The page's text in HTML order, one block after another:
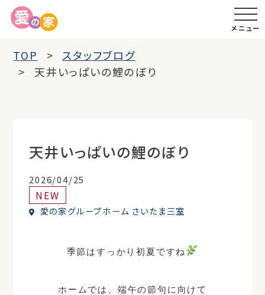
メニュー
TOP
スタッフブログ
天井いっぱいの鯉のぼり
天井いっぱいの鯉のぼり
2026/04/25
NEW
愛の家グループホーム さいたま三室
季節はすっかり初夏ですね
ホームでは、端午の節句に向けて